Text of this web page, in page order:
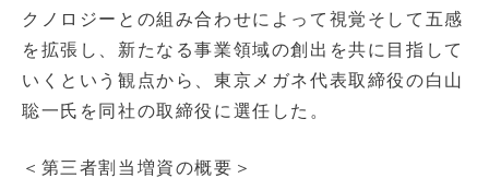
クノロジーとの組み合わせによって視覚そして五感
を拡張し、新たなる事業領域の創出を共に目指して
いくという観点から、東京メガネ代表取締役の白山
聡一氏を同社の取締役に選任した。
＜第三者割当増資の概要＞